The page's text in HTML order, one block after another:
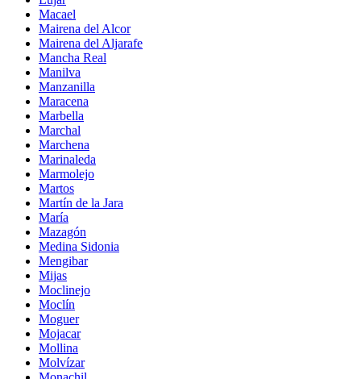
Macael
Mairena del Alcor
Mairena del Aljarafe
Mancha Real
Manilva
Manzanilla
Maracena
Marbella
Marchal
Marchena
Marinaleda
Marmolejo
Martos
Martín de la Jara
María
Mazagón
Medina Sidonia
Mengibar
Mijas
Moclinejo
Moclín
Moguer
Mojacar
Mollina
Molvízar